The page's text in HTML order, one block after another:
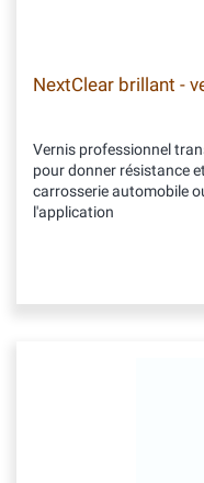
NextClear brillant -
Vernis professionnel
pour donner résistance
carrosserie automobile
l'application